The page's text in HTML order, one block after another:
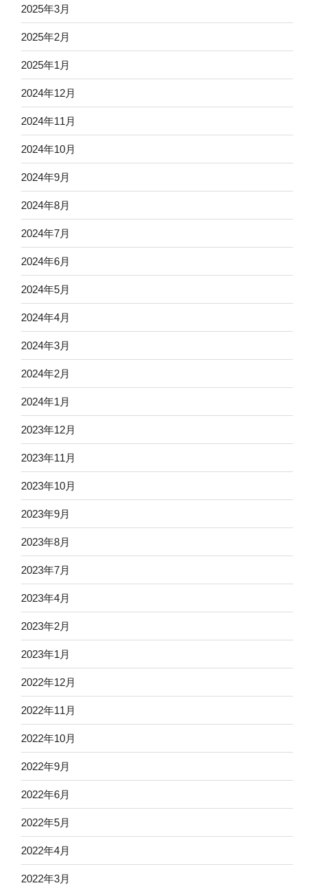
2025年3月
2025年2月
2025年1月
2024年12月
2024年11月
2024年10月
2024年9月
2024年8月
2024年7月
2024年6月
2024年5月
2024年4月
2024年3月
2024年2月
2024年1月
2023年12月
2023年11月
2023年10月
2023年9月
2023年8月
2023年7月
2023年4月
2023年2月
2023年1月
2022年12月
2022年11月
2022年10月
2022年9月
2022年6月
2022年5月
2022年4月
2022年3月